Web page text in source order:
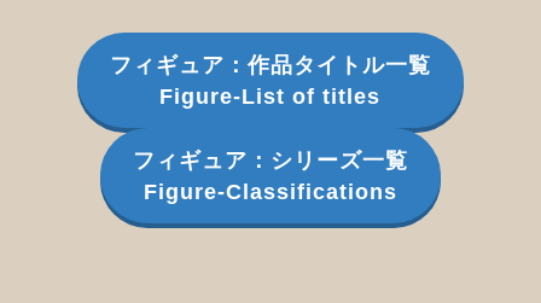
フィギュア：作品タイトル一覧
Figure-List of titles
フィギュア：シリーズ一覧
Figure-Classifications